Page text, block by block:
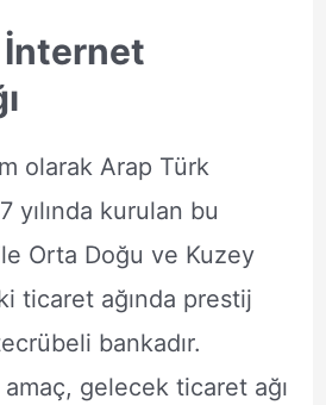
İnternet
olarak Arap Türk
yılında kurulan bu
Orta Doğu ve Kuzey
ticaret ağında prestij
bankadır.
amaç, gelecek ticaret ağı